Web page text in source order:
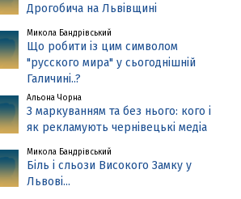
Дрогобича на Львівщині
Микола Бандрівський
Що робити із цим символом
"русского мира" у сьогоднішній
Галичині..?
Альона Чорна
З маркуванням та без нього: кого і
як рекламують чернівецькі медіа
Микола Бандрівський
Біль і сльози Високого Замку у
Львові...